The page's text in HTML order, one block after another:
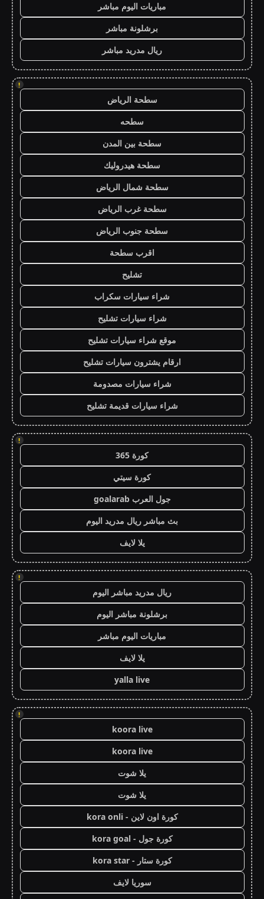
مباريات اليوم مباشر
برشلونة مباشر
ريال مدريد مباشر
!
سطحة الرياض
سطحه
سطحة بين المدن
سطحة هيدروليك
سطحة شمال الرياض
سطحة غرب الرياض
سطحة جنوب الرياض
اقرب سطحة
تشليح
شراء سيارات سكراب
شراء سيارات تشليح
موقع شراء سيارات تشليح
ارقام يشترون سيارات تشليح
شراء سيارات مصدومة
شراء سيارات قديمة تشليح
!
كورة 365
كورة سيتي
جول العرب goalarab
بث مباشر ريال مدريد اليوم
يلا لايف
!
ريال مدريد مباشر اليوم
برشلونة مباشر اليوم
مباريات اليوم مباشر
يلا لايف
yalla live
!
koora live
koora live
يلا شوت
يلا شوت
كورة اون لاين - kora onli
كورة جول - kora goal
كورة ستار - kora star
سوريا لايف